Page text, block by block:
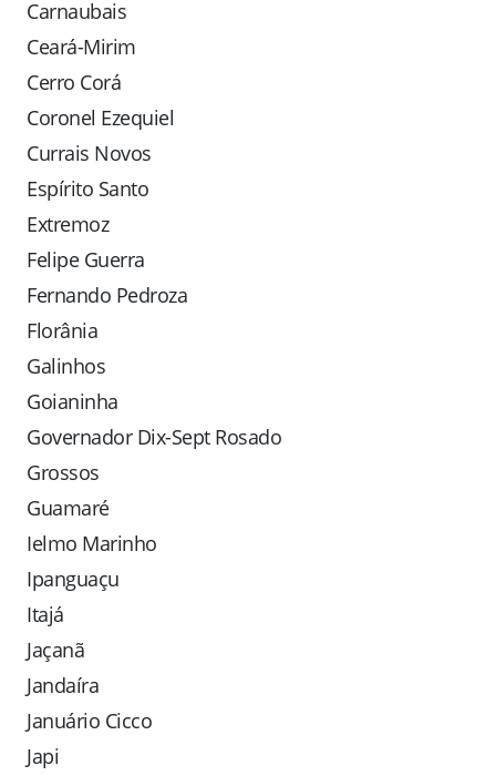
Carnaubais
Ceará-Mirim
Cerro Corá
Coronel Ezequiel
Currais Novos
Espírito Santo
Extremoz
Felipe Guerra
Fernando Pedroza
Florânia
Galinhos
Goianinha
Governador Dix-Sept Rosado
Grossos
Guamaré
Ielmo Marinho
Ipanguaçu
Itajá
Jaçanã
Jandaíra
Januário Cicco
Japi